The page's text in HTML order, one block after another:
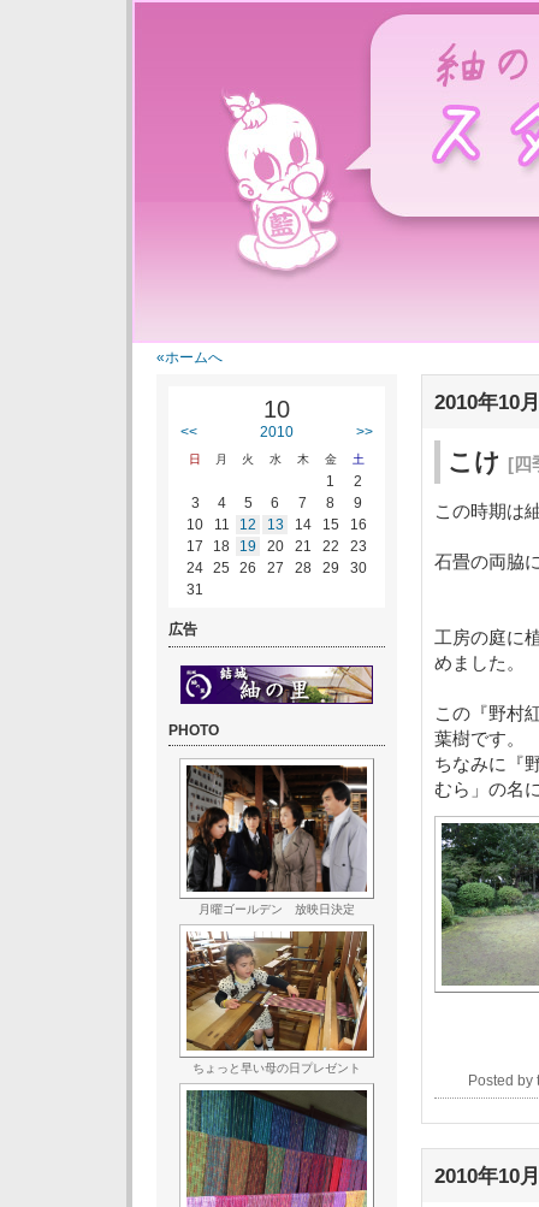
紬の里スタ
«ホームへ
2010年10
こけ [四
この時期は
石畳の両脇
工房の庭に
めました。
この『野村
葉樹です。
ちなみに『
むら」の名
Posted
2010年10
10
<< 2010 >>
日 月 火 水 木 金 土
1
2
3
4 5 6 7 8
9
10
11 12 13 14 15
16
17
18 19 20 21 22
23
24 25 26 27 28 29
30
31
広告
PHOTO
月曜ゴールデン 放映日決定
ちょっと早い母の日プレゼント